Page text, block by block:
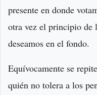
presente en donde
otra vez el principio de
deseamos en el fondo.
Equívocamente se
quién no tolera a los